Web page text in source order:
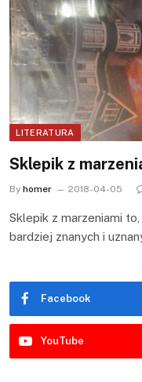
LITERATURA
Sklepik z
By homer 2018-04-05
Sklepik z marzeniami
bardziej znanych i
Facebook
YouTube